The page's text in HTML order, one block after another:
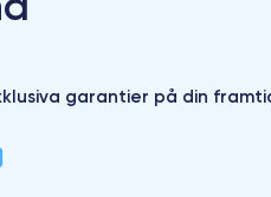
garantier på din